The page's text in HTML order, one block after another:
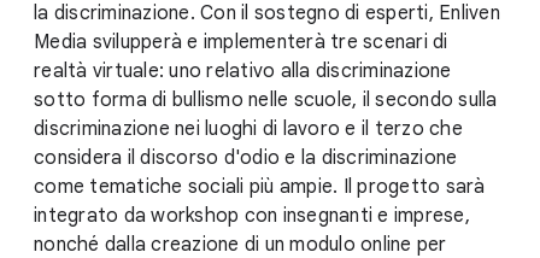
la discriminazione. Con il sostegno di esperti, Enliven
Media svilupperà e implementerà tre scenari di
realtà virtuale: uno relativo alla discriminazione
sotto forma di bullismo nelle scuole, il secondo sulla
discriminazione nei luoghi di lavoro e il terzo che
considera il discorso d'odio e la discriminazione
come tematiche sociali più ampie. Il progetto sarà
integrato da workshop con insegnanti e imprese,
nonché dalla creazione di un modulo online per